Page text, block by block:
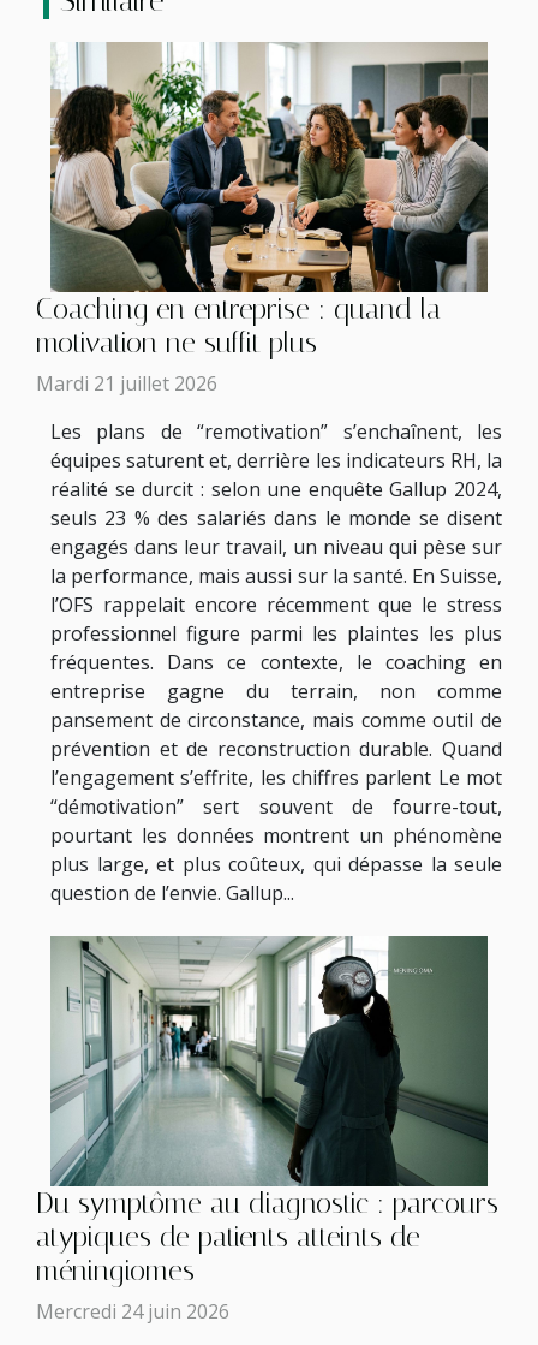
Coaching en entreprise : quand la
motivation ne suffit plus
Mardi 21 juillet 2026
Les plans de “remotivation” s’enchaînent, les
équipes saturent et, derrière les indicateurs RH, la
réalité se durcit : selon une enquête Gallup 2024,
seuls 23 % des salariés dans le monde se disent
engagés dans leur travail, un niveau qui pèse sur
la performance, mais aussi sur la santé. En Suisse,
l’OFS rappelait encore récemment que le stress
professionnel figure parmi les plaintes les plus
fréquentes. Dans ce contexte, le coaching en
entreprise gagne du terrain, non comme
pansement de circonstance, mais comme outil de
prévention et de reconstruction durable. Quand
l’engagement s’effrite, les chiffres parlent Le mot
“démotivation” sert souvent de fourre-tout,
pourtant les données montrent un phénomène
plus large, et plus coûteux, qui dépasse la seule
question de l’envie. Gallup...
Du symptôme au diagnostic : parcours
atypiques de patients atteints de
méningiomes
Mercredi 24 juin 2026